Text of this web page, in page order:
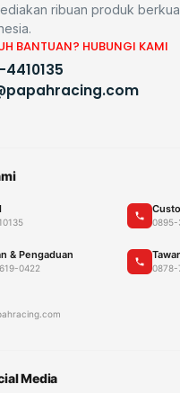
ribuan produk
BANTUAN? HUBUNGI KAMI
4410135
0895-
& Pengaduan
0422 0878-
Media